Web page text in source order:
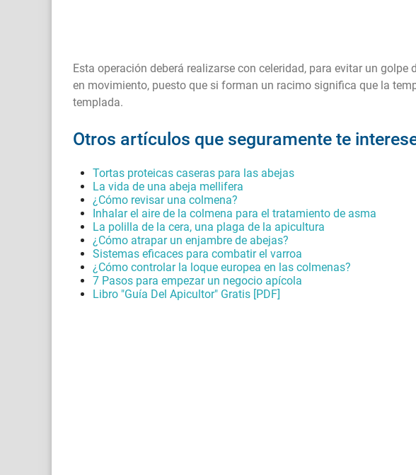
Esta operación deberá realizarse con celeridad, para evitar un
en movimiento, puesto que si forman un racimo significa que la
templada.
Otros artículos que seguramente te
Tortas proteicas caseras para las abejas
La vida de una abeja mellifera
¿Cómo revisar una colmena?
Inhalar el aire de la colmena para el tratamiento de asma
La polilla de la cera, una plaga de la apicultura
¿Cómo atrapar un enjambre de abejas?
Sistemas eficaces para combatir el varroa
¿Cómo controlar la loque europea en las colmenas?
7 Pasos para empezar un negocio apícola
Libro "Guía Del Apicultor" Gratis [PDF]